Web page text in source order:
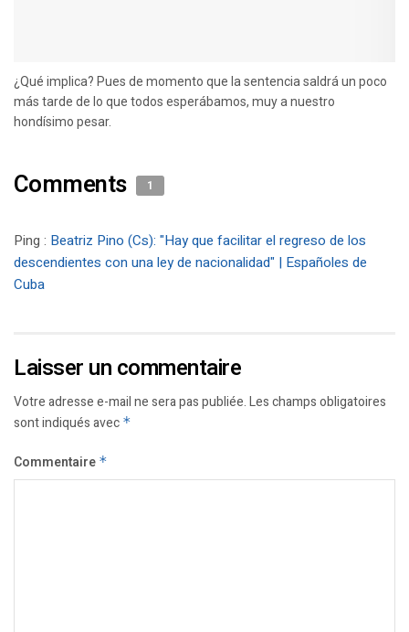
¿Qué implica? Pues de momento que la sentencia saldrá un poco
más tarde de lo que todos esperábamos, muy a nuestro
hondísimo pesar.
Comments 1
Ping : Beatriz Pino (Cs): "Hay que facilitar el regreso de los
descendientes con una ley de nacionalidad" | Españoles de
Cuba
Laisser un commentaire
Votre adresse e-mail ne sera pas publiée.Les champs obligatoires
sont indiqués avec *
Commentaire *